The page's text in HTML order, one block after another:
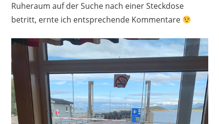
Ruheraum auf der Suche nach einer Steckdose
betritt, ernte ich entsprechende Kommentare